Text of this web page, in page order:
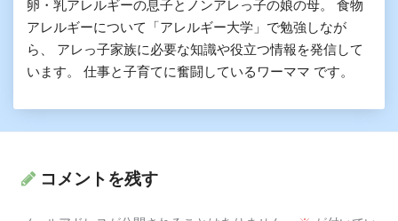
卵・乳アレルギーの息子とノンアレっ子の娘の母。 食物
アレルギーについて「アレルギー大学」で勉強しなが
ら、 アレっ子家族に必要な知識や役立つ情報を発信して
います。 仕事と子育てに奮闘しているワーママ です。
コメントを残す